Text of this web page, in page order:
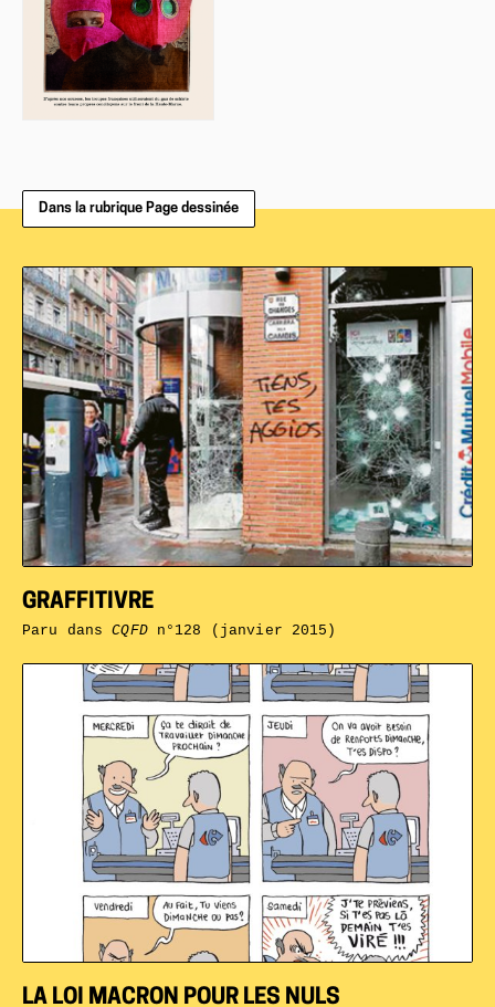
Dans la rubrique Page dessinée
LA LOI MACRON POUR LES NULS
GRAFFITIVRE
Paru dansCQFDn°128 (janvier 2015)